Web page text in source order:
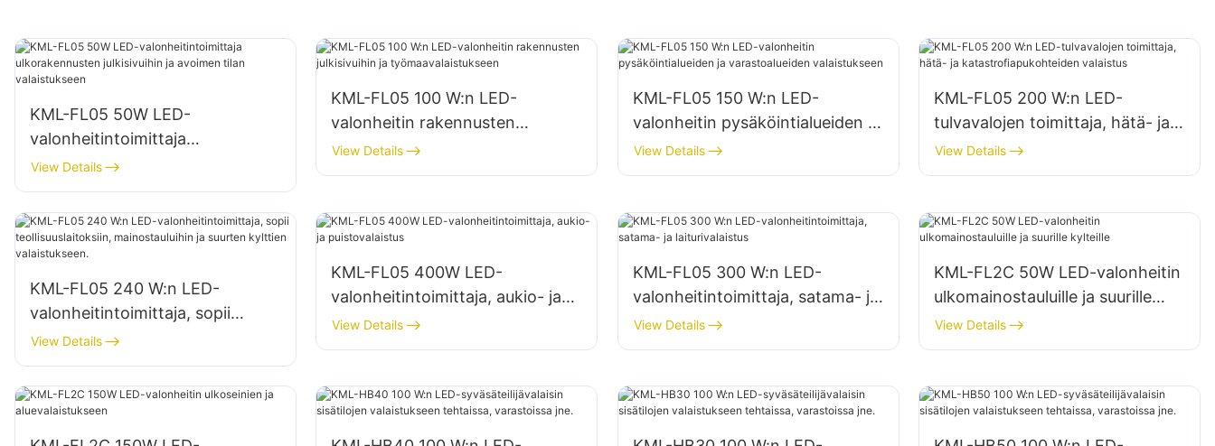
KML-FL05 50W LED-
valonheitintoimittaja
ulkorakennusten julkisivuihin ja
avoimen tilan valaistukseen
View Details
KML-FL05 100 W:n LED-
valonheitin rakennusten
julkisivuihin ja
työmaavalaistukseen
View Details
KML-FL05 150 W:n LED-
valonheitin pysäköintialueiden ja
varastoalueiden valaistukseen
View Details
KML-FL05 200 W:n LED-
tulvavalojen toimittaja, hätä- ja
katastrofiapukohteiden valaistus
View Details
KML-FL05 240 W:n LED-
valonheitintoimittaja, sopii
teollisuuslaitoksiin,
mainostauluihin ja suurten
kylttien valaistukseen.
View Details
KML-FL05 400W LED-
valonheitintoimittaja, aukio- ja
puistovalaistus
View Details
KML-FL05 300 W:n LED-
valonheitintoimittaja, satama- ja
laiturivalaistus
View Details
KML-FL2C 50W LED-valonheitin
ulkomainostauluille ja suurille
kylteille
View Details